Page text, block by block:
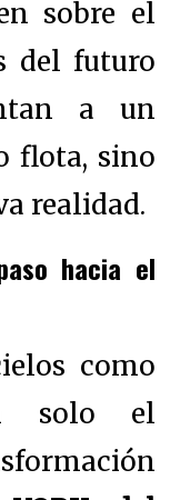
sobre el
del futuro
a un
flota, sino
realidad.
hacia el
como
solo el